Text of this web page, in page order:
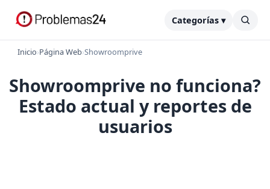
Categorías ▾
Inicio›Página Web›Showroomprive
Showroomprive no funciona?
Estado actual y reportes de
usuarios